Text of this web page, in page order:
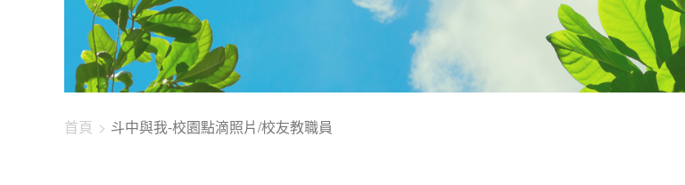
首頁 斗中與我-校園點滴照片/校友教職員